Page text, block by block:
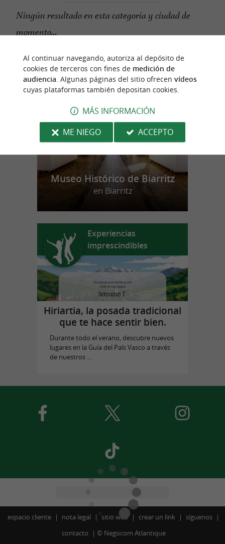
Ningún resultado en esta categoría y ciudad de
momento...
n
u
e
s
t
r
o
f
a
v
o
r
i
t
o
Museo Histórico de Biarritz
en Biarritz
Experiencias
imprescindibles
Hiriartia, la posada tradicional
que te hace sentir bien.
Durante todo el verano, descubre nuevos
lugares en la Guía del País Vasco a través
de nuestros ...
espacio cliente nota legal sitio web crear un link
síguenos
contacto
© Negocom Atlantique
Al continuar navegando, autoriza al depósito de
cookies de terceros con fines de medición de
audiencia. Algunas páginas del sitio ofrecen vídeos
cuyas plataformas también depositan cookies.
MÁS INFORMACIÓN
ME NIEGO
ACCEPTO